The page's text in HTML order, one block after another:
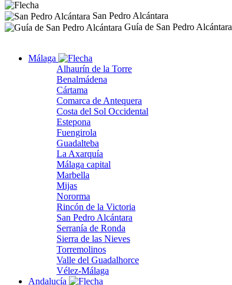
San Pedro Alcántara
Guía de San Pedro Alcántara
Málaga
Alhaurín de la Torre
Benalmádena
Cártama
Comarca de Antequera
Costa del Sol Occidental
Estepona
Fuengirola
Guadalteba
La Axarquía
Málaga capital
Marbella
Mijas
Nororma
Rincón de la Victoria
San Pedro Alcántara
Serranía de Ronda
Sierra de las Nieves
Torremolinos
Valle del Guadalhorce
Vélez-Málaga
Andalucía